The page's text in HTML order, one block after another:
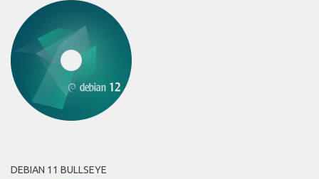
DEBIAN 11 BULLSEYE